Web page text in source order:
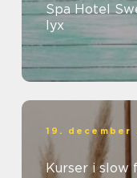
Spa Hotel
lyx
19. december
Kurser i slow